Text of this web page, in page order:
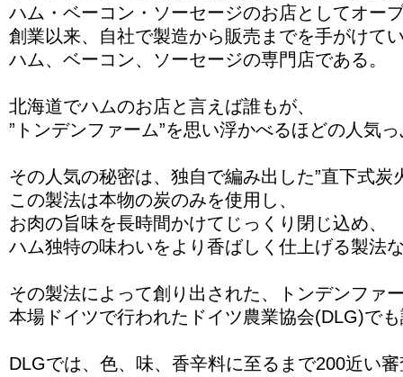
ハム・ベーコン・ソーセージのお店としてオー
創業以来、自社で製造から販売までを手がけて
ハム、ベーコン、ソーセージの専門店である。
北海道でハムのお店と言えば誰もが、
”トンデンファーム”を思い浮かべるほどの人気
その人気の秘密は、独自で編み出した”直下式炭
この製法は本物の炭のみを使用し、
お肉の旨味を長時間かけてじっくり閉じ込め、
ハム独特の味わいをより香ばしく仕上げる製法
その製法によって創り出された、トンデンファ
本場ドイツで行われたドイツ農業協会(DLG)で
DLGでは、色、味、香辛料に至るまで200近い